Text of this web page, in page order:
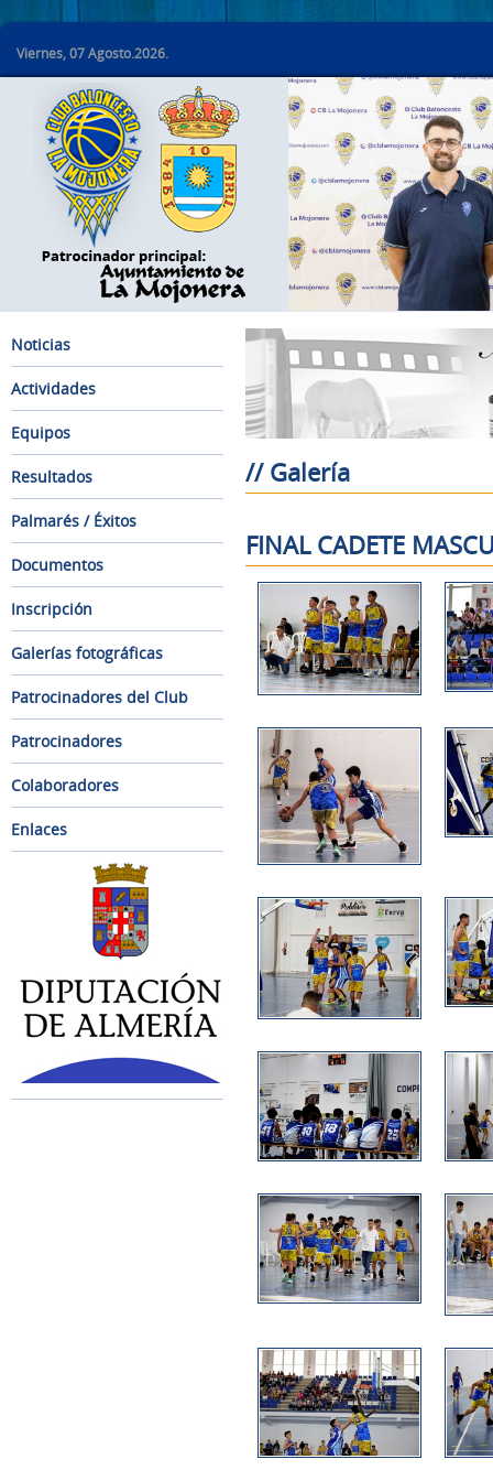
Viernes, 07 Agosto.2026.
Noticias
Actividades
Equipos
Resultados
Palmarés / Éxitos
Documentos
Inscripción
Galerías fotográficas
Patrocinadores del Club
Patrocinadores
Colaboradores
Enlaces
// Galería
FINAL CADETE